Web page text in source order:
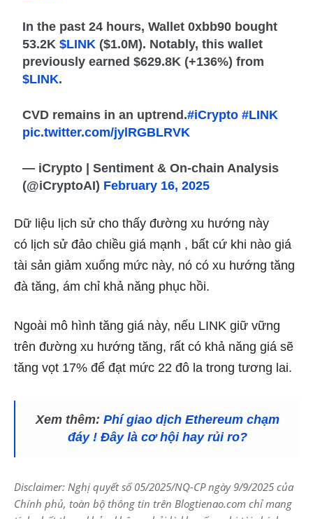
In the past 24 hours, Wallet 0xbb90 bought
53.2K$LINK ($1.0M). Notably, this wallet
previously earned $629.8K (+136%) from
$LINK.
CVD remains in an uptrend.#iCrypto #LINK
pic.twitter.com/jylRGBLRVK
— iCrypto | Sentiment & On-chain Analysis
(@iCryptoAI) February 16, 2025
Dữ liệu lịch sử cho thấy đường xu hướng này
có lịch sử đảo chiều giá mạnh , bất cứ khi nào giá
tài sản giảm xuống mức này, nó có xu hướng tăng
đà tăng, ám chỉ khả năng phục hồi.
Ngoài mô hình tăng giá này, nếu LINK giữ vững
trên đường xu hướng tăng, rất có khả năng giá sẽ
tăng vọt 17% để đạt mức 22 đô la trong tương lai.
Xem thêm: Phí giao dịch Ethereum chạm
đáy ! Đây là cơ hội hay rủi ro?
Disclaimer: Nghị quyết số 05/2025/NQ-CP ngày 9/9/2025 của
Chính phủ, toàn bộ thông tin trên Blogtienao.com chỉ mang